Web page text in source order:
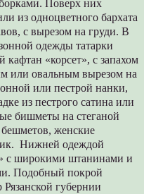
Поверх них
из одноцветного бархата
с вырезом на груди. В
одежды татарки
«корсет», с запахом
или овальным вырезом на
или пестрой нанки,
из пестрого сатина или
бишметы на стеганой
женские
Нижней одеждой
с широкими штанинами и
Подобный покрой
губернии